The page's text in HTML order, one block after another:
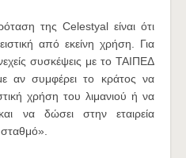
της Celestyal είναι ότι
από εκείνη χρήση. Για
συσκέψεις με το ΤΑΙΠΕΔ
αν συμφέρει το κράτος να
χρήση του λιμανιού ή να
να δώσει στην εταιρεία